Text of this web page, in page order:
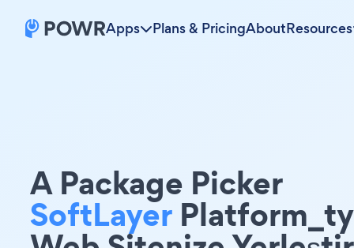
Apps Plans & PricingAboutResources
A Package Picker
SoftLayer